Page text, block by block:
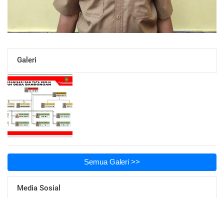
Galeri
Semua Galeri >>
Media Sosial